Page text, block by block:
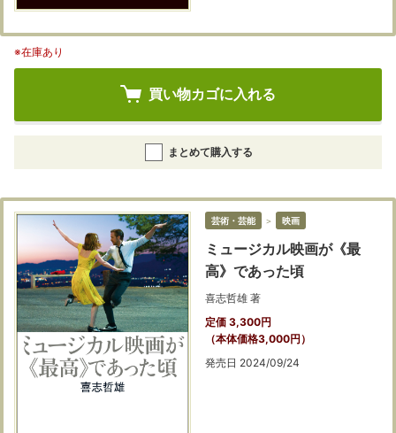
※在庫あり
買い物カゴに入れる
まとめて購入する
芸術・芸能 ＞ 映画
ミュージカル映画が《最
高》であった頃
喜志哲雄 著
定価 3,300円
（本体価格3,000円）
発売日 2024/09/24